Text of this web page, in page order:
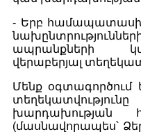
- Երբ
ապրանքների
վերաբերյալ
Մենք
խարդախության
(մասնավորապես՝